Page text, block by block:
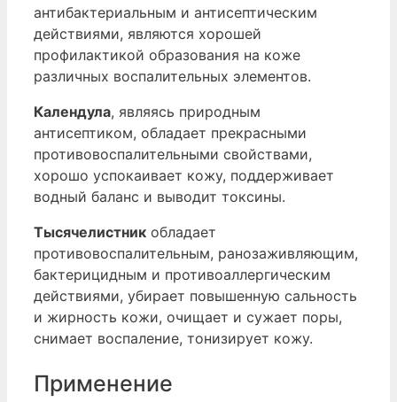
антибактериальным и антисептическим
действиями, являются хорошей
профилактикой образования на коже
различных воспалительных элементов.
Календула, являясь природным
антисептиком, обладает прекрасными
противовоспалительными свойствами,
хорошо успокаивает кожу, поддерживает
водный баланс и выводит токсины.
Тысячелистник обладает
противовоспалительным, ранозаживляющим,
бактерицидным и противоаллергическим
действиями, убирает повышенную сальность
и жирность кожи, очищает и сужает поры,
снимает воспаление, тонизирует кожу.
Применение